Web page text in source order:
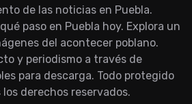
de las noticias en Puebla.
paso en Puebla hoy. Explora un
del acontecer poblano.
y periodismo a través de
para descarga. Todo protegido
derechos reservados.